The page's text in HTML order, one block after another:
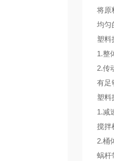
将原
均匀
塑料
1.整
2.传
有足
塑料
1.减
搅拌
2.桶
蜗杆